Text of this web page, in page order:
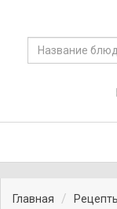
Главная